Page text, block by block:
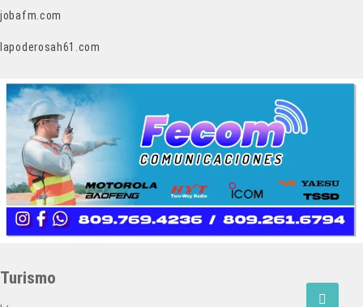
jobafm.com
lapoderosah61.com
Turismo